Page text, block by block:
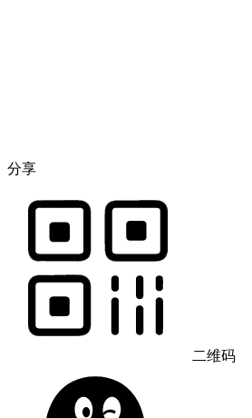
分享
二维码